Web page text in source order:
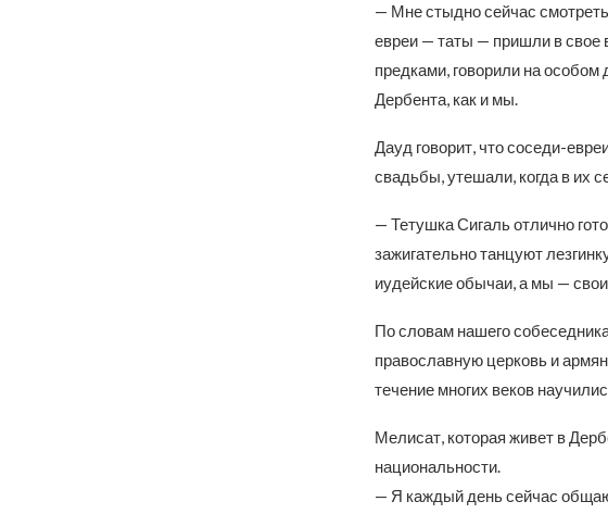
— Мне стыдно сейчас
евреи — таты — пришли в свое
предками, говорили на особом
Дербента, как и мы.
Дауд говорит, что соседи-
свадьбы, утешали, когда в их
— Тетушка Сигаль отлично
зажигательно танцуют
иудейские обычаи, а мы —
По словам нашего
православную церковь и
течение многих веков
Мелисат, которая живет в
национальности.
— Я каждый день сейчас